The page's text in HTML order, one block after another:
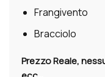
Frangivento
Bracciolo
Prezzo Reale,